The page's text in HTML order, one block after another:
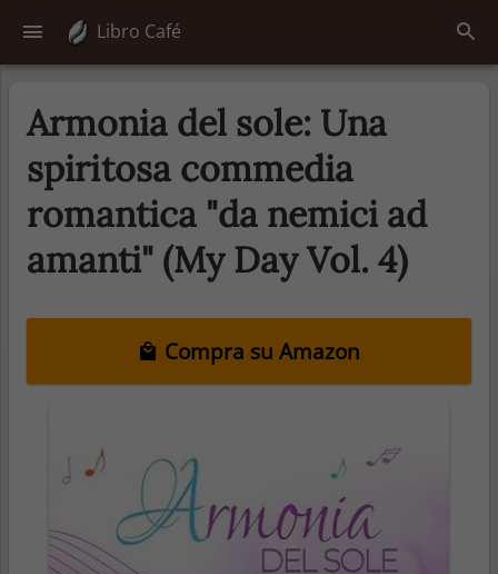
Libro Café
Armonia del sole: Una
spiritosa commedia
romantica "da nemici ad
amanti" (My Day Vol. 4)
Compra su Amazon